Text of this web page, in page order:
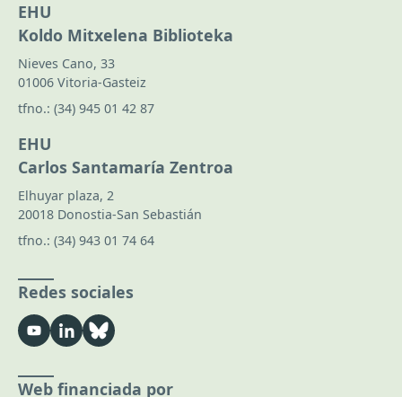
EHU
Koldo Mitxelena Biblioteka
Nieves Cano, 33
01006 Vitoria-Gasteiz
tfno.: (34) 945 01 42 87
EHU
Carlos Santamaría Zentroa
Elhuyar plaza, 2
20018 Donostia-San Sebastián
tfno.: (34) 943 01 74 64
Redes sociales
Web financiada por